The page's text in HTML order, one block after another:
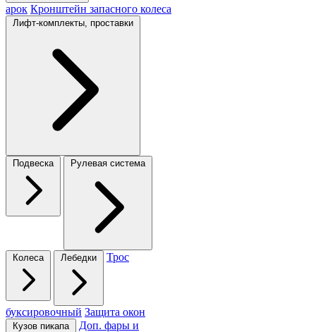
арок Кронштейн запасного колеса
Лифт-комплекты, проставки
Подвеска Рулевая система
Колеса Лебедки Трос
буксировочный Защита окон
Кузов пикапа Доп. фары и